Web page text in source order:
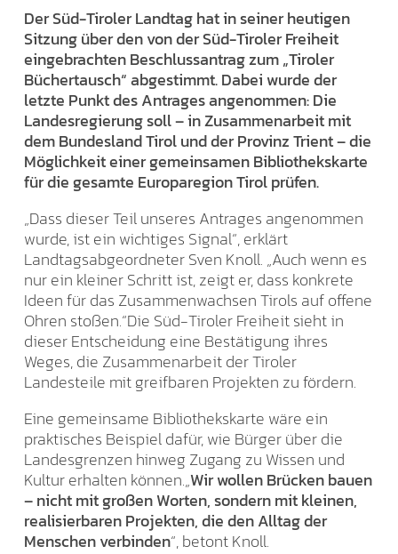
Der Süd-Tiroler Landtag hat in seiner heutigen
Sitzung über den von der Süd-Tiroler Freiheit
eingebrachten Beschlussantrag zum „Tiroler
Büchertausch“ abgestimmt. Dabei wurde der
letzte Punkt des Antrages angenommen: Die
Landesregierung soll – in Zusammenarbeit mit
dem Bundesland Tirol und der Provinz Trient – die
Möglichkeit einer gemeinsamen Bibliothekskarte
für die gesamte Europaregion Tirol prüfen.
„Dass dieser Teil unseres Antrages angenommen
wurde, ist ein wichtiges Signal“, erklärt
Landtagsabgeordneter Sven Knoll. „Auch wenn es
nur ein kleiner Schritt ist, zeigt er, dass konkrete
Ideen für das Zusammenwachsen Tirols auf offene
Ohren stoßen.“Die Süd-Tiroler Freiheit sieht in
dieser Entscheidung eine Bestätigung ihres
Weges, die Zusammenarbeit der Tiroler
Landesteile mit greifbaren Projekten zu fördern.
Eine gemeinsame Bibliothekskarte wäre ein
praktisches Beispiel dafür, wie Bürger über die
Landesgrenzen hinweg Zugang zu Wissen und
Kultur erhalten können.„Wir wollen Brücken bauen
– nicht mit großen Worten, sondern mit kleinen,
realisierbaren Projekten, die den Alltag der
Menschen verbinden“, betont Knoll.